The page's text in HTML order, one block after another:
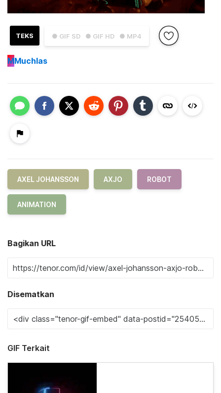
● GIF SD ● GIF HD ● MP4
TEKS
MMuchlas
AXEL JOHANSSON AXJO ROBOT
ANIMATION
Bagikan URL
Disematkan
GIF Terkait